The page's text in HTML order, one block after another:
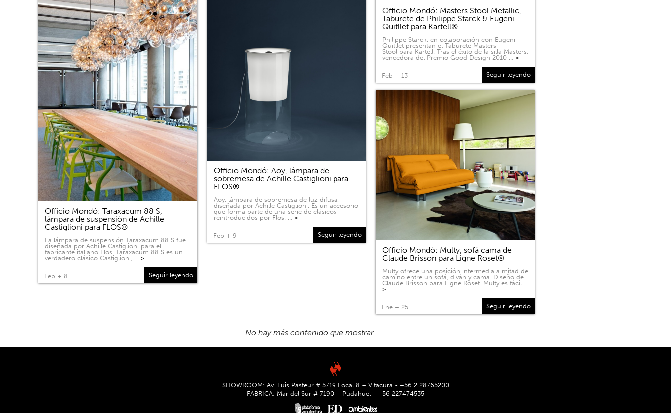
Officio Mondó: Masters Stool Metallic,
Taburete de Philippe Starck & Eugeni
Quitllet para Kartell®
Philippe Starck, en colaboración con Eugeni
Quitllet presentan el Taburete Masters
Stool para Kartell. Tras el éxito de la silla Masters,
vencedora del Premio Good Design 2010 … >
Feb + 13 Seguir leyendo
Officio Mondó: Aoy, lámpara de
sobremesa de Achille Castiglioni para
FLOS®
Aoy, lámpara de sobremesa de luz difusa,
diseñada por Achille Castiglioni. Es un accesorio
que forma parte de una serie de clásicos
reintroducidos por Flos. … >
Feb + 9 Seguir leyendo
Officio Mondó: Taraxacum 88 S,
lámpara de suspensión de Achille
Castiglioni para FLOS®
La lámpara de suspensión Taraxacum 88 S fue
diseñada por Achille Castiglioni para el
fabricante italiano Flos. Taraxacum 88 S es un
verdadero clásico Castiglioni, … >
Feb + 8 Seguir leyendo
Officio Mondó: Multy, sofá cama de
Claude Brisson para Ligne Roset®
Multy ofrece una posición intermedia a mitad de
camino entre un sofá, diván y cama. Diseño de
Claude Brisson para Ligne Roset. Multy es fácil …
>
Ene + 25 Seguir leyendo
SHOWROOM: Av. Luis Pasteur # 5719 Local 8 – Vitacura - +56 2 28765200
FABRICA: Mar del Sur # 7190 – Pudahuel - +56 227474535